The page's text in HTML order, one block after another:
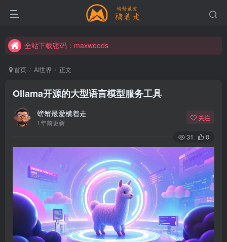
全站下载密码：maxwoods
全站下载密码：maxwoods
首页 AI世界 正文
Ollama开源的大型语言模型服务工具
螃蟹最爱横着走
1年前更新
关注
31 0